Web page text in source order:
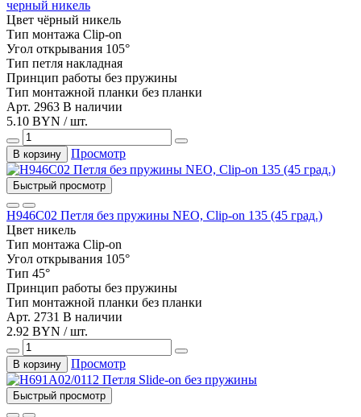
черный никель
Цвет чёрный никель
Тип монтажа Clip-on
Угол открывания 105°
Тип петля накладная
Принцип работы без пружины
Тип монтажной планки без планки
Арт. 2963 В наличии
5.10 BYN / шт.
В корзину Просмотр
Быстрый просмотр
Н946C02 Петля без пружины NEO, Clip-on 135 (45 град.)
Цвет никель
Тип монтажа Clip-on
Угол открывания 105°
Тип 45°
Принцип работы без пружины
Тип монтажной планки без планки
Арт. 2731 В наличии
2.92 BYN / шт.
В корзину Просмотр
Быстрый просмотр